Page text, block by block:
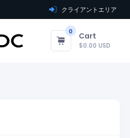
クライアントエリア
0
Cart
$0.00 USD